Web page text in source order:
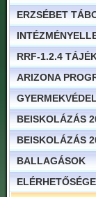
ERZSÉBET
RRF-1.2.4
ARIZONA
BEISKOLÁZÁS
BEISKOLÁZÁS
BALLAGÁSOK